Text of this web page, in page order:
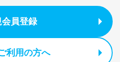
会員登録
利用の方へ